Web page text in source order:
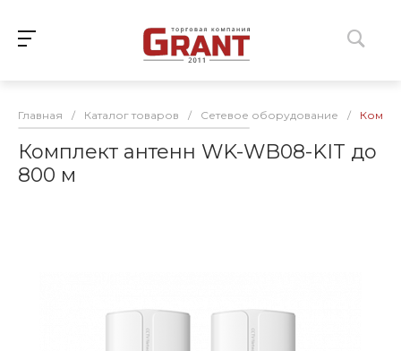
Главная / Каталог товаров / Сетевое оборудование /
Комплект антенн WK-WB08-KIT до
800 м